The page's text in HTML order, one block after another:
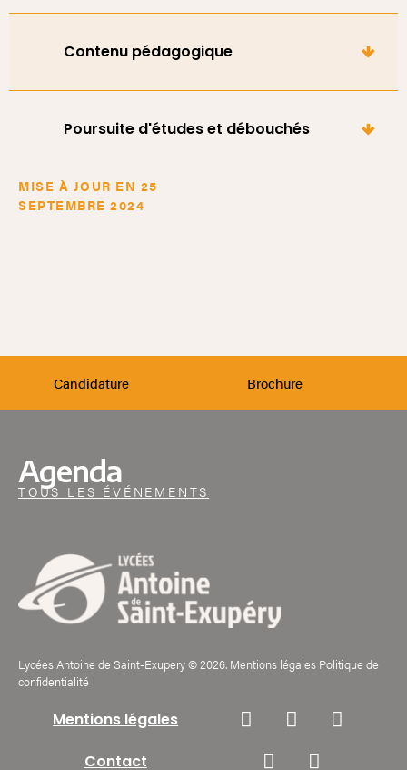
Contenu pédagogique
Poursuite d'études et débouchés
MISE À JOUR EN 25
SEPTEMBRE 2024
Candidature Brochure
Agenda
TOUS LES ÉVÉNEMENTS
Lycées Antoine de Saint-Exupery © 2026. Mentions légales Politique de
confidentialité
Mentions légales
Contact